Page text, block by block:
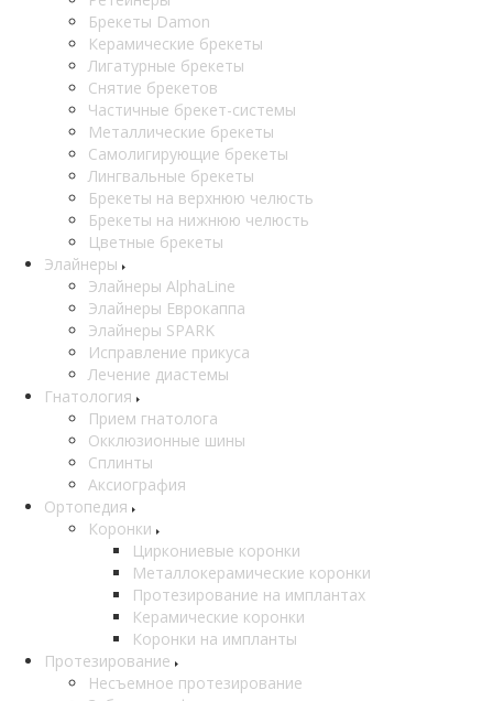
Брекеты Damon
Керамические брекеты
Лигатурные брекеты
Снятие брекетов
Частичные брекет-системы
Металлические брекеты
Самолигирующие брекеты
Лингвальные брекеты
Брекеты на верхнюю челюсть
Брекеты на нижнюю челюсть
Цветные брекеты
Элайнеры
Элайнеры AlphaLine
Элайнеры Еврокаппа
Элайнеры SPARK
Исправление прикуса
Лечение диастемы
Гнатология
Прием гнатолога
Окклюзионные шины
Сплинты
Аксиография
Ортопедия
Коронки
Циркониевые коронки
Металлокерамические коронки
Протезирование на имплантах
Керамические коронки
Коронки на импланты
Протезирование
Несъемное протезирование